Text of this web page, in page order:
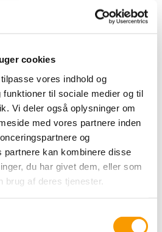
cookies
vores indhold og
til sociale medier og til
Vi deler også oplysninger om
med vores partnere inden
og
partnere kan kombinere disse
du har givet dem, eller som
brug af deres tjenester.